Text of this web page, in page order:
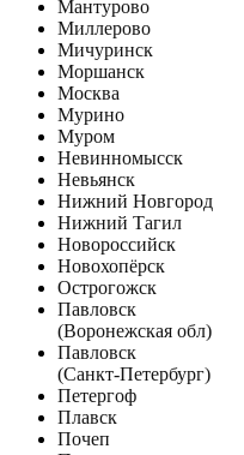
Мантурово
Миллерово
Мичуринск
Моршанск
Москва
Мурино
Муром
Невинномысск
Невьянск
Нижний Новгород
Нижний Тагил
Новороссийск
Новохопёрск
Острогожск
Павловск
(Воронежская обл)
Павловск
(Санкт-Петербург)
Петергоф
Плавск
Почеп